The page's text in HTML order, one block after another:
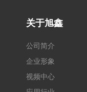
关于旭鑫
公司简介
企业形象
视频中心